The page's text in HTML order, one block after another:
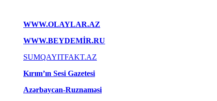
WWW.OLAYLAR.AZ
WWW.BEYDEMİR.RU
SUMQAYITFAKT.AZ
Kırım’ın Sesi Gazetesi
Azərbaycan-Ruznaməsi